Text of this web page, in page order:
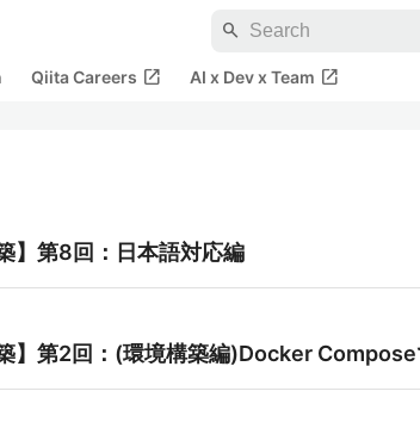
search
Qiita Careers open_in_new AI x Dev x Team open_in_new
】第8回：日本語対応編
】第2回：(環境構築編)Docker